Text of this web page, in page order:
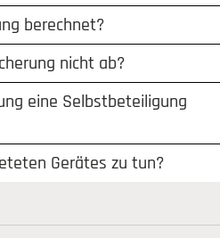
berechnet?
nicht ab?
eine Selbstbeteiligung
Gerätes zu tun?